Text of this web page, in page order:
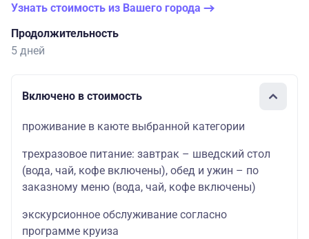
Узнать стоимость из Вашего города
Продолжительность
5 дней
Включено в стоимость
проживание в каюте выбранной категории
трехразовое питание: завтрак – шведский стол
(вода, чай, кофе включены), обед и ужин – по
заказному меню (вода, чай, кофе включены)
экскурсионное обслуживание согласно
программе круиза